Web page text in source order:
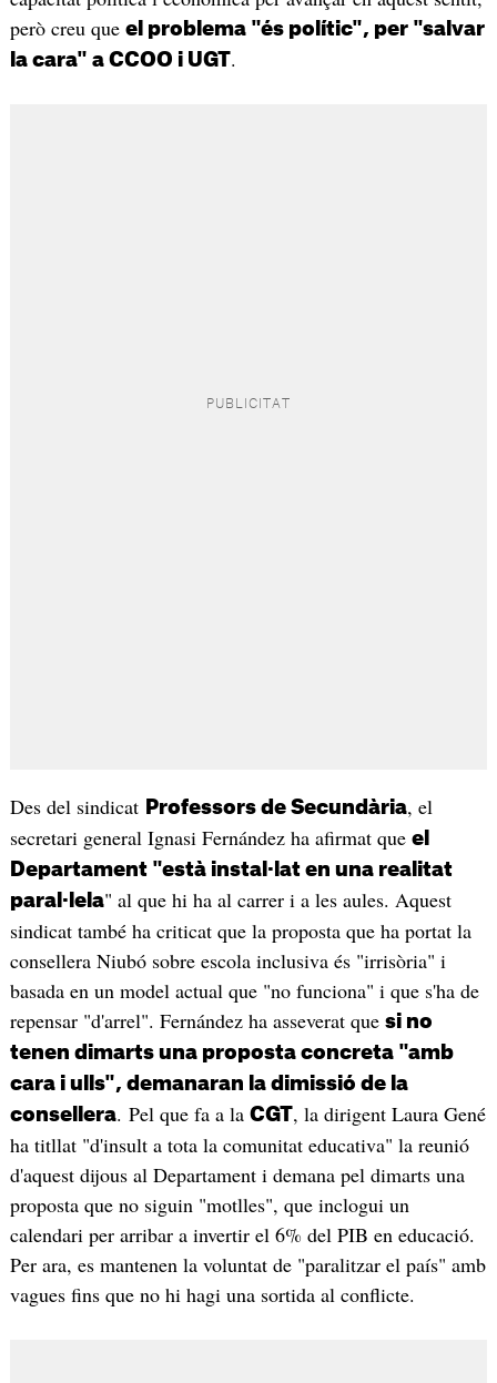
però creu que el problema "és polític", per "salvar
la cara" a CCOO i UGT.
Des del sindicat Professors de Secundària, el
secretari general Ignasi Fernández ha afirmat que el
Departament "està instal·lat en una realitat
paral·lela" al que hi ha al carrer i a les aules. Aquest
sindicat també ha criticat que la proposta que ha portat la
consellera Niubó sobre escola inclusiva és "irrisòria" i
basada en un model actual que "no funciona" i que s'ha de
repensar "d'arrel". Fernández ha asseverat que si no
tenen dimarts una proposta concreta "amb
cara i ulls", demanaran la dimissió de la
consellera. Pel que fa a la CGT, la dirigent Laura Gené
ha titllat "d'insult a tota la comunitat educativa" la reunió
d'aquest dijous al Departament i demana pel dimarts una
proposta que no siguin "motlles", que inclogui un
calendari per arribar a invertir el 6% del PIB en educació.
Per ara, es mantenen la voluntat de "paralitzar el país" amb
vagues fins que no hi hagi una sortida al conflicte.